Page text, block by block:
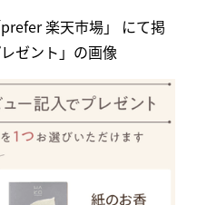
楽天市場」 にて掲
ゼント」の画像